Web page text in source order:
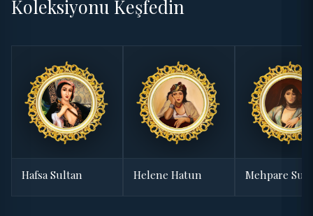
Koleksiyonu Keşfedin
Hafsa Sultan Helene Hatun Mehpare